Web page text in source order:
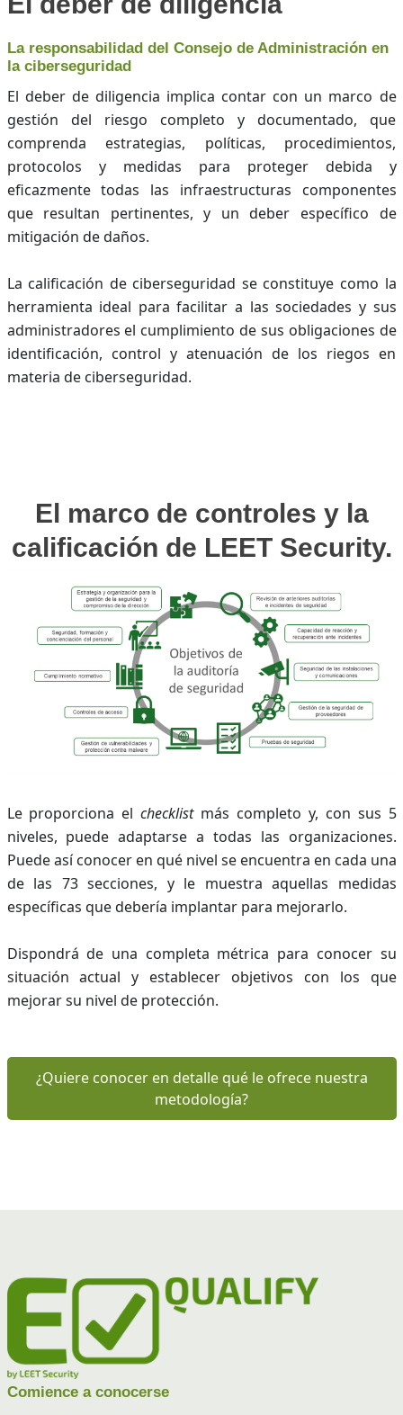
La responsabilidad del Consejo de Administración en
la ciberseguridad
El deber de diligencia implica contar con un marco de
gestión del riesgo completo y documentado, que
comprenda estrategias, políticas, procedimientos,
protocolos y medidas para proteger debida y
eficazmente todas las infraestructuras componentes
que resultan pertinentes, y un deber específico de
mitigación de daños.
La calificación de ciberseguridad se constituye como la
herramienta ideal para facilitar a las sociedades y sus
administradores el cumplimiento de sus obligaciones de
identificación, control y atenuación de los riegos en
materia de ciberseguridad.
El marco de controles y la
calificación de LEET Security.
Le proporciona elchecklistmás completo y, con sus 5
niveles, puede adaptarse a todas las organizaciones.
Puede así conocer en qué nivel se encuentra en cada una
de las 73 secciones, y le muestra aquellas medidas
específicas que debería implantar para mejorarlo.
Dispondrá de una completa métrica para conocer su
situación actual y establecer objetivos con los que
mejorar su nivel de protección.
¿Quiere conocer en detalle qué le ofrece nuestra
metodología?
Comience a conocerse